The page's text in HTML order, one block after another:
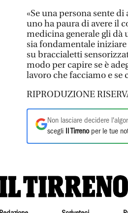
«Se una persona sente
uno ha paura di avere il
medicina generale gli dà
sia fondamentale
su braccialetti
modo per capire se è
lavoro che facciamo e se
RIPRODUZIONE
Non lasciare decidere
scegli
Il Tirrenoper le tue